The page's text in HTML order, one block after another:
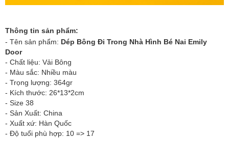
Thông tin sản phẩm:
- Tên sản phẩm: Dép Bông Đi Trong Nhà Hình Bé Nai Emily
Door
- Chất liệu: Vải Bông
- Màu sắc: Nhiều màu
- Trọng lượng: 364gr
- Kích thước: 26*13*2cm
- Size 38
- Sản Xuất: China
- Xuất xứ: Hàn Quốc
- Độ tuổi phù hợp: 10 => 17